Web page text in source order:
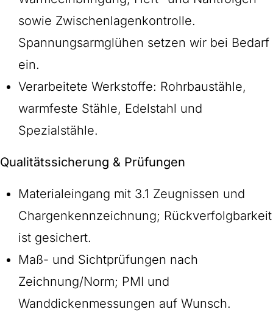
sowie Zwischenlagenkontrolle.
Spannungsarmglühen setzen wir bei Bedarf
ein.
Verarbeitete Werkstoffe: Rohrbaustähle,
warmfeste Stähle, Edelstahl und
Spezialstähle.
Qualitätssicherung & Prüfungen
Materialeingang mit 3.1 Zeugnissen und
Chargenkennzeichnung; Rückverfolgbarkeit
ist gesichert.
Maß- und Sichtprüfungen nach
Zeichnung/Norm; PMI und
Wanddickenmessungen auf Wunsch.